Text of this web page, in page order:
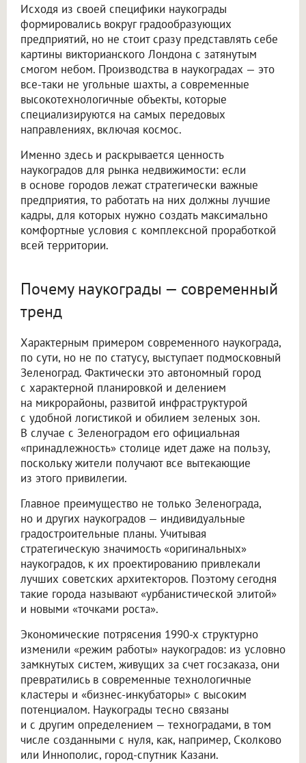
Исходя из своей специфики наукограды
формировались вокруг градообразующих
предприятий, но не стоит сразу представлять себе
картины викторианского Лондона с затянутым
смогом небом. Производства в наукоградах — это
все-таки не угольные шахты, а современные
высокотехнологичные объекты, которые
специализируются на самых передовых
направлениях, включая космос.
Именно здесь и раскрывается ценность
наукоградов для рынка недвижимости: если
в основе городов лежат стратегически важные
предприятия, то работать на них должны лучшие
кадры, для которых нужно создать максимально
комфортные условия с комплексной проработкой
всей территории.
Почему наукограды — современный
тренд
Характерным примером современного наукограда,
по сути, но не по статусу, выступает подмосковный
Зеленоград. Фактически это автономный город
с характерной планировкой и делением
на микрорайоны, развитой инфраструктурой
с удобной логистикой и обилием зеленых зон.
В случае с Зеленоградом его официальная
«принадлежность» столице идет даже на пользу,
поскольку жители получают все вытекающие
из этого привилегии.
Главное преимущество не только Зеленограда,
но и других наукоградов — индивидуальные
градостроительные планы. Учитывая
стратегическую значимость «оригинальных»
наукоградов, к их проектированию привлекали
лучших советских архитекторов. Поэтому сегодня
такие города называют «урбанистической элитой»
и новыми «точками роста».
Экономические потрясения 1990-х структурно
изменили «режим работы» наукоградов: из условно
замкнутых систем, живущих за счет госзаказа, они
превратились в современные технологичные
кластеры и «бизнес-инкубаторы» с высоким
потенциалом. Наукограды тесно связаны
и с другим определением — техноградами, в том
числе созданными с нуля, как, например, Сколково
или Иннополис, город-спутник Казани.